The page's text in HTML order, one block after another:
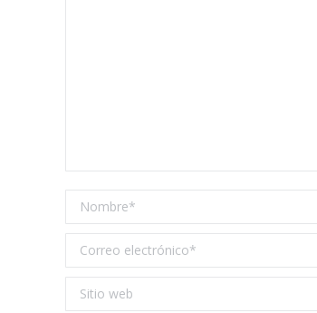
Nombre *
Correo electrónico *
Sitio web